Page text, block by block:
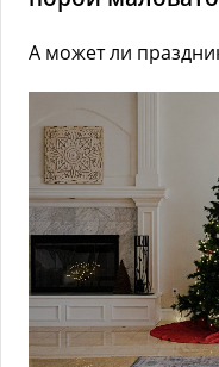
А может ли